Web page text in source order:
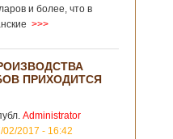
и более, что в
>>>
ПРИХОДИТСЯ
Administrator
02/2017 - 16:42